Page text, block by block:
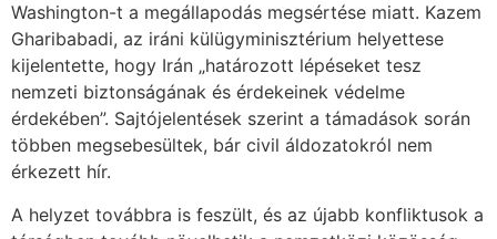
Washington-t a megállapodás megsértése miatt. Kazem
Gharibabadi, az iráni külügyminisztérium helyettese
kijelentette, hogy Irán „határozott lépéseket tesz
nemzeti biztonságának és érdekeinek védelme
érdekében”. Sajtójelentések szerint a támadások során
többen megsebesültek, bár civil áldozatokról nem
érkezett hír.
A helyzet továbbra is feszült, és az újabb konfliktusok a